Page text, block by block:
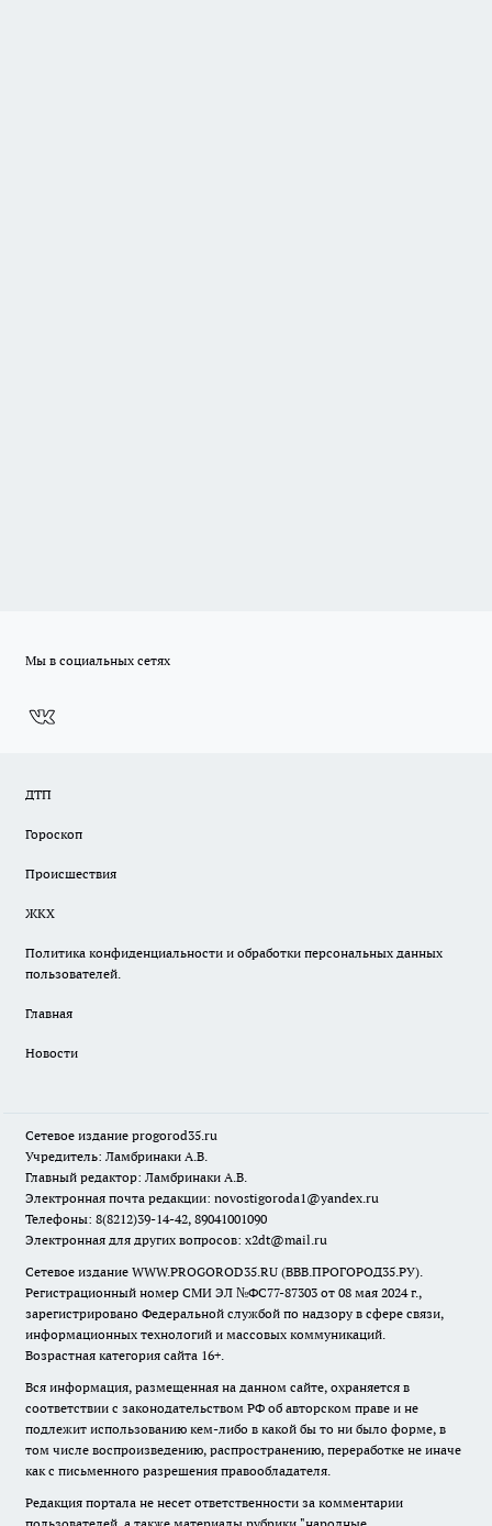
Мы в социальных сетях
ДТП
Гороскоп
Происшествия
ЖКХ
Политика конфиденциальности и обработки персональных данных
пользователей.
Главная
Новости
Сетевое издание progorod35.ru
Учредитель: Ламбринаки А.В.
Главный редактор: Ламбринаки А.В.
Электронная почта редакции: novostigoroda1@yandex.ru
Телефоны: 8(8212)39-14-42, 89041001090
Электронная для других вопросов: x2dt@mail.ru
Сетевое издание WWW.PROGOROD35.RU (ВВВ.ПРОГОРОД35.РУ).
Регистрационный номер СМИ ЭЛ №ФС77-87303 от 08 мая 2024 г.,
зарегистрировано Федеральной службой по надзору в сфере связи,
информационных технологий и массовых коммуникаций.
Возрастная категория сайта 16+.
Вся информация, размещенная на данном сайте, охраняется в
соответствии с законодательством РФ об авторском праве и не
подлежит использованию кем-либо в какой бы то ни было форме, в
том числе воспроизведению, распространению, переработке не иначе
как с письменного разрешения правообладателя.
Редакция портала не несет ответственности за комментарии